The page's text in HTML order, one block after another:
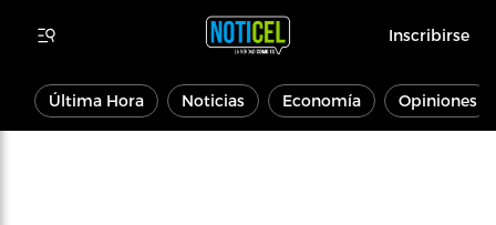
Inscribirse
Última Hora Noticias Economía Opiniones